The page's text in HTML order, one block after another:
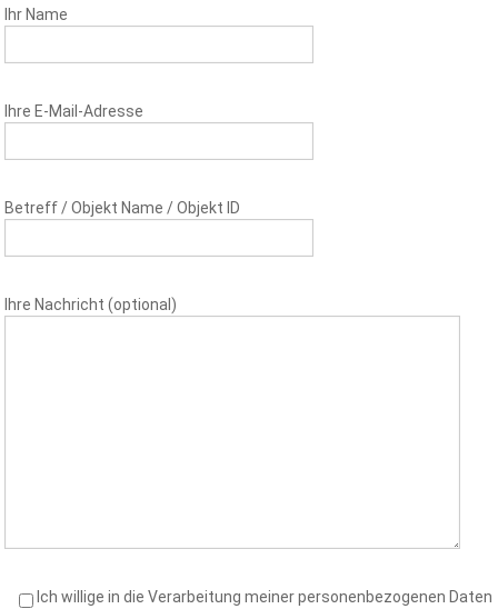
Ihr Name
Ihre E-Mail-Adresse
Betreff / Objekt Name / Objekt ID
Ihre Nachricht (optional)
Ich willige in die Verarbeitung meiner personenbezogenen Daten